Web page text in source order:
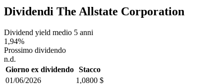
Dividendi The Allstate Corporation
Dividend yield medio 5 anni
1,94%
Prossimo dividendo
n.d.
Giorno ex dividendo Stacco
01/06/2026
1,0800 $